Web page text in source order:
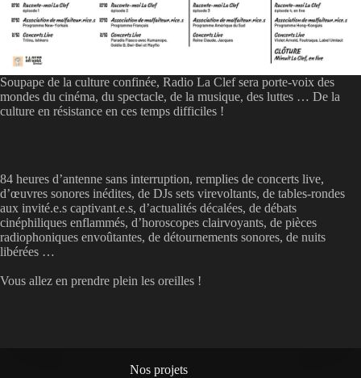
Soupape de la culture confinée, Radio La Clef sera porte-voix des
mondes du cinéma, du spectacle, de la musique, des luttes … De la
culture en résistance en ces temps difficiles !
84 heures d’antenne sans interruption, remplies de concerts live,
d’œuvres sonores inédites, de DJs sets virevoltants, de tables-rondes
aux invité.e.s captivant.e.s, d’actualités décalées, de débats
cinéphiliques enflammés, d’horoscopes clairvoyants, de pièces
radiophoniques envoûtantes, de détournements sonores, de nuits
libérées …
Vous allez en prendre plein les oreilles !
Nos projets